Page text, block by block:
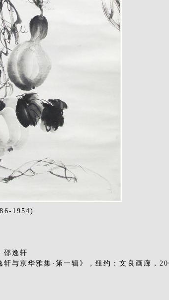
1954)
邵逸轩
轩与京华雅集·第一辑》，纽约：文良画廊，